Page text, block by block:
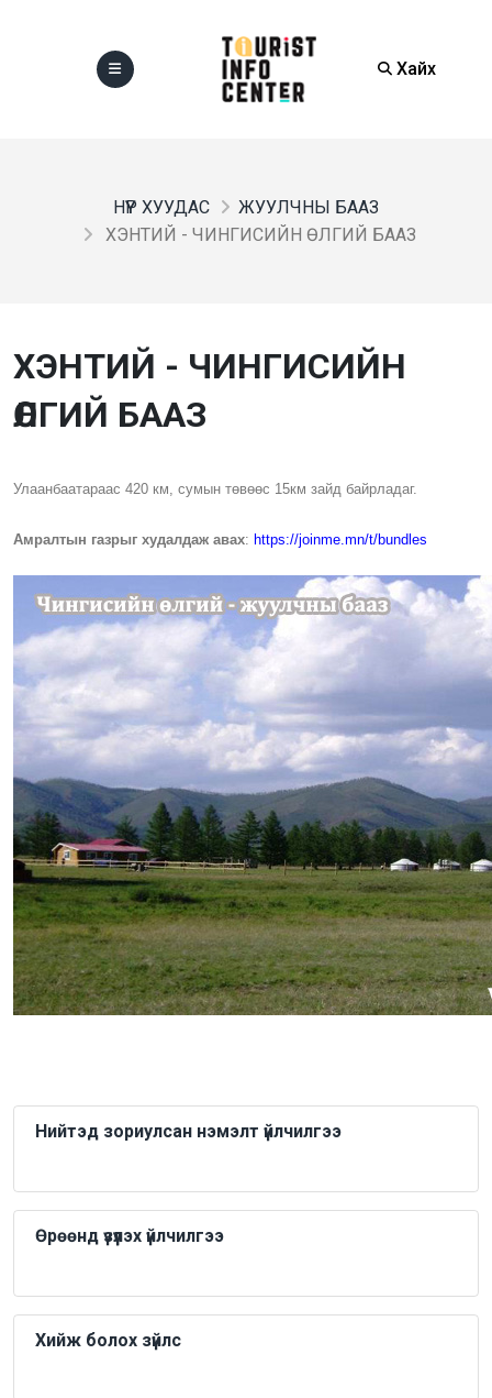
Хайх
НҮҮР ХУУДАС
ЖУУЛЧНЫ БААЗ
ХЭНТИЙ - ЧИНГИСИЙН ӨЛГИЙ БААЗ
ХЭНТИЙ - ЧИНГИСИЙН
ӨЛГИЙ БААЗ
Улаанбаатараас 420 км, сумын төвөөс 15км зайд байрладаг.
Амралтын газрыг худалдаж авах: https://joinme.mn/t/bundles
Нийтэд зориулсан нэмэлт үйлчилгээ
Өрөөнд үзүүлэх үйлчилгээ
Хийж болох зүйлс